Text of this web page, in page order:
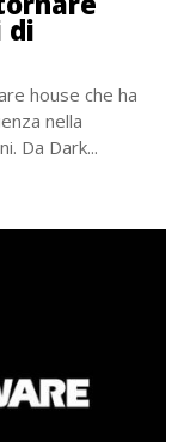
di
house che ha
nella
Da Dark...